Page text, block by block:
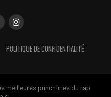
POLITIQUE DE CONFIDENTIALITÉ
meilleures punchlines du rap